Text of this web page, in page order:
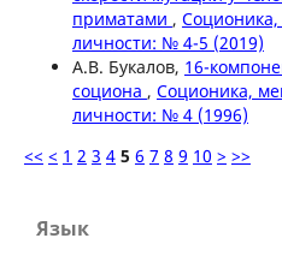
приматами , Соционика,
личности: № 4-5 (2019)
А.В. Букалов, 16-
социона , Соционика,
личности: № 4 (1996)
<< < 1 2 3 4 5 6 7 8 9 10 > >>
Язык